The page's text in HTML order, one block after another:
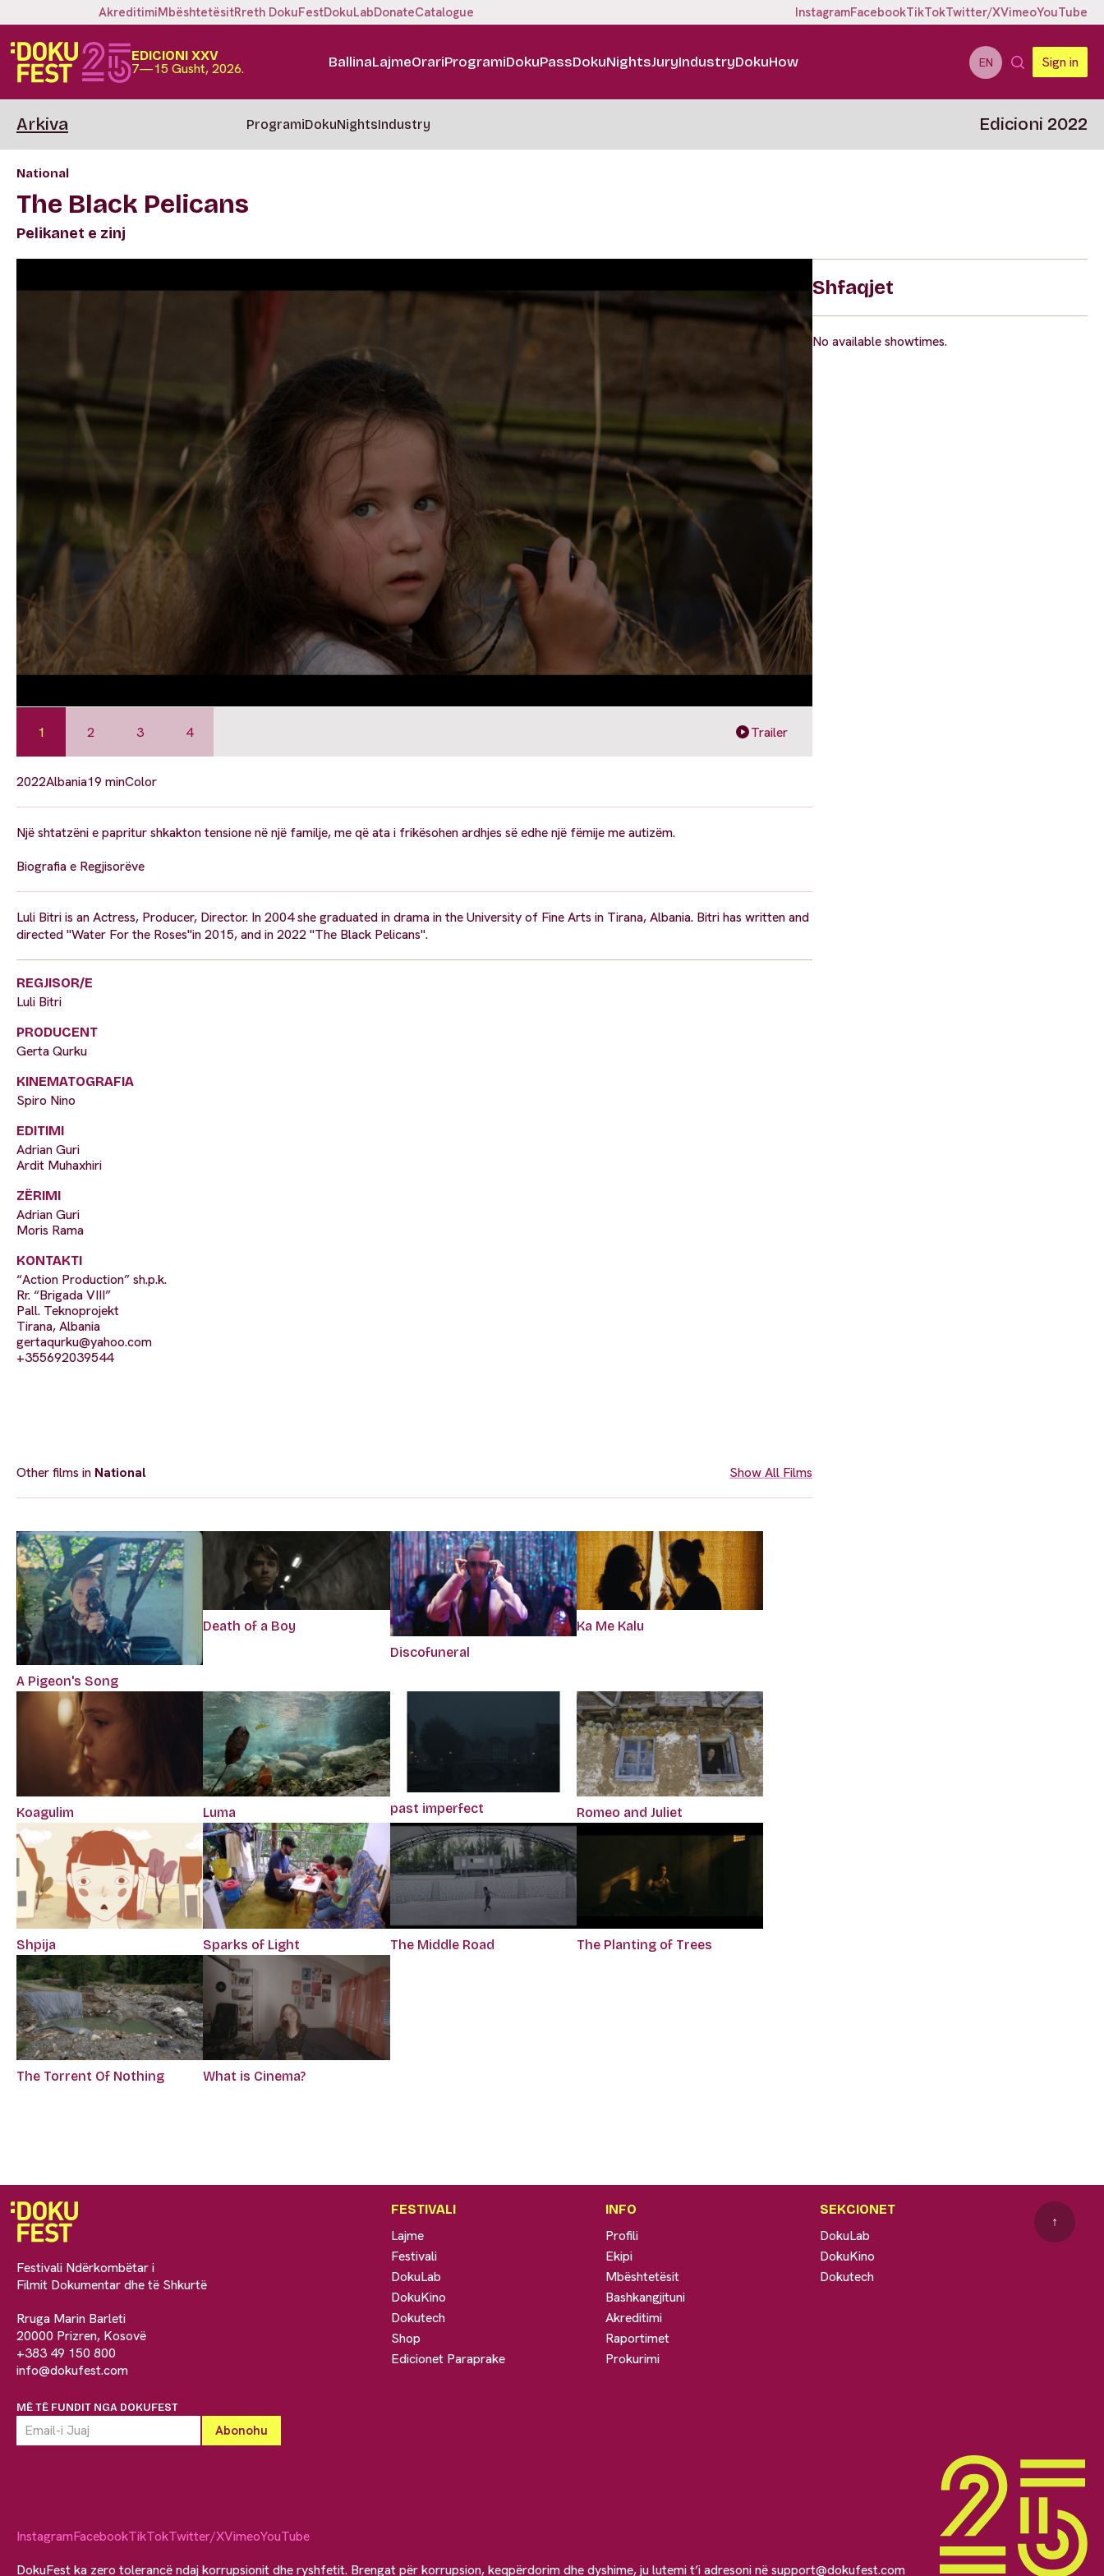
AkreditimiMbështetësitRreth DokuFestDokuLabDonateCatalogue InstagramFacebookTikTokTwitter/XVimeoYouTube
EDICIONI XXV
7—15 Gusht, 2026. BallinaLajmeOrariProgramiDokuPassDokuNightsJuryIndustryDokuHow EN Sign in
Arkiva ProgramiDokuNightsIndustry Edicioni 2022
National
The Black Pelicans
Pelikanet e zinj
1 2 3 4 Trailer
2022Albania19 minColor
Një shtatzëni e papritur shkakton tensione në një familje, me që ata i frikësohen ardhjes së edhe një fëmije me autizëm.
Biografia e Regjisorëve
Luli Bitri is an Actress, Producer, Director. In 2004 she graduated in drama in the University of Fine Arts in Tirana, Albania. Bitri has written and
directed "Water For the Roses"in 2015, and in 2022 "The Black Pelicans".
REGJISOR/E
Luli Bitri
PRODUCENT
Gerta Qurku
KINEMATOGRAFIA
Spiro Nino
EDITIMI
Adrian Guri
Ardit Muhaxhiri
ZËRIMI
Adrian Guri
Moris Rama
KONTAKTI
“Action Production” sh.p.k.
Rr. “Brigada VIII”
Pall. Teknoprojekt
Tirana, Albania
gertaqurku@yahoo.com
+355692039544
Other films in National Show All Films
A Pigeon's Song
Death of a Boy
Discofuneral
Ka Me Kalu
Koagulim Luma past imperfect Romeo and Juliet
Shpija Sparks of Light The Middle Road The Planting of Trees
The Torrent Of Nothing What is Cinema?
Shfaqjet
No available showtimes.
Festivali Ndërkombëtar i
Filmit Dokumentar dhe të Shkurtë
Rruga Marin Barleti
20000 Prizren, Kosovë
+383 49 150 800
info@dokufest.com
MË TË FUNDIT NGA DOKUFEST
FESTIVALI
Lajme
Festivali
DokuLab
DokuKino
Dokutech
Shop
Edicionet Paraprake
INFO
Profili
Ekipi
Mbështetësit
Bashkangjituni
Akreditimi
Raportimet
Prokurimi
SEKCIONET
DokuLab
DokuKino
Dokutech
↑
InstagramFacebookTikTokTwitter/XVimeoYouTube
DokuFest ka zero tolerancë ndaj korrupsionit dhe ryshfetit. Brengat për korrupsion, keqpërdorim dhe dyshime, ju lutemi t’i adresoni nësupport@dokufest.com